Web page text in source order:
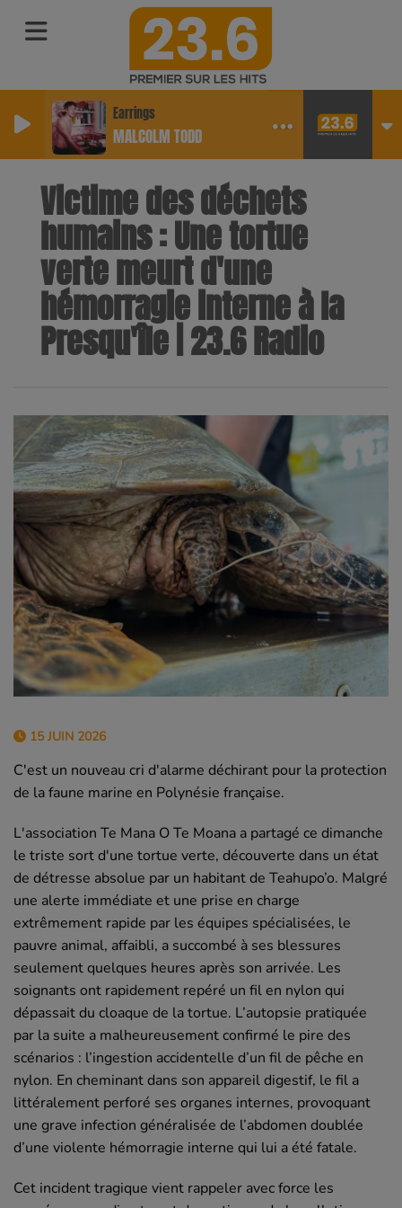
Earrings
MALCOLM TODD
Victime des déchets
humains : Une tortue
verte meurt d'une
hémorragie interne à la
Presqu'île | 23.6 Radio
15 JUIN 2026
C'est un nouveau cri d'alarme déchirant pour la protection
de la faune marine en Polynésie française.
L'association Te Mana O Te Moana a partagé ce dimanche
le triste sort d'une tortue verte, découverte dans un état
de détresse absolue par un habitant de Teahupo’o. Malgré
une alerte immédiate et une prise en charge
extrêmement rapide par les équipes spécialisées, le
pauvre animal, affaibli, a succombé à ses blessures
seulement quelques heures après son arrivée. Les
soignants ont rapidement repéré un fil en nylon qui
dépassait du cloaque de la tortue. L’autopsie pratiquée
par la suite a malheureusement confirmé le pire des
scénarios : l’ingestion accidentelle d’un fil de pêche en
nylon. En cheminant dans son appareil digestif, le fil a
littéralement perforé ses organes internes, provoquant
une grave infection généralisée de l’abdomen doublée
d’une violente hémorragie interne qui lui a été fatale.
Cet incident tragique vient rappeler avec force les